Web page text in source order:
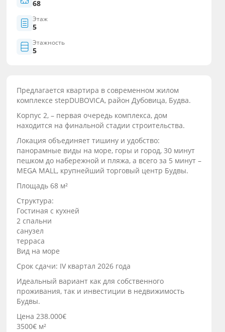
68
Этаж
5
Этажность
5
Предлагается квартира в современном жилом
комплексе stepDUBOVICA, район Дубовица, Будва.
Корпус 2, – первая очередь комплекса, дом
находится на финальной стадии строительства.
Локация объединяет тишину и удобство:
панорамные виды на море, горы и город, 30 минут
пешком до набережной и пляжа, а всего за 5 минут –
MEGA MALL, крупнейший торговый центр Будвы.
Площадь 68 м²
Структура:
Гостиная с кухней
2 спальни
санузел
терраса
Вид на море
Срок сдачи: IV квартал 2026 года
Идеальный вариант как для собственного
проживания, так и инвестиции в недвижимость
Будвы.
Цена 238.000€
3500€ м²